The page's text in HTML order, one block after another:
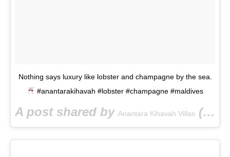
Nothing says luxury like lobster and champagne by the sea.
#anantarakihavah #lobster #champagne #maldives
A post shared by Anantara Kihavah Villas (@anantarakihavah) on